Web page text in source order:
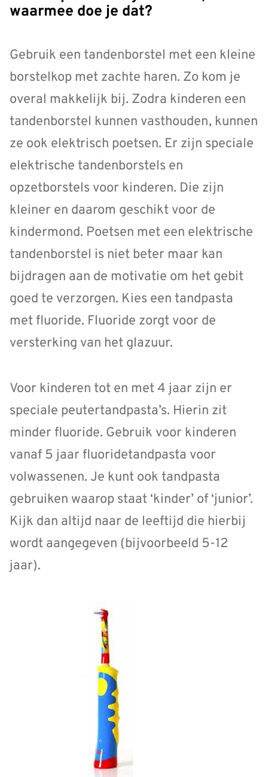
waarmee doe je dat?
Gebruik een tandenborstel met een kleine
borstelkop met zachte haren. Zo kom je
overal makkelijk bij. Zodra kinderen een
tandenborstel kunnen vasthouden, kunnen
ze ook elektrisch poetsen. Er zijn speciale
elektrische tandenborstels en
opzetborstels voor kinderen. Die zijn
kleiner en daarom geschikt voor de
kindermond. Poetsen met een elektrische
tandenborstel is niet beter maar kan
bijdragen aan de motivatie om het gebit
goed te verzorgen. Kies een tandpasta
met fluoride. Fluoride zorgt voor de
versterking van het glazuur.
Voor kinderen tot en met 4 jaar zijn er
speciale peutertandpasta’s. Hierin zit
minder fluoride. Gebruik voor kinderen
vanaf 5 jaar fluoridetandpasta voor
volwassenen. Je kunt ook tandpasta
gebruiken waarop staat ‘kinder’ of ‘junior’.
Kijk dan altijd naar de leeftijd die hierbij
wordt aangegeven (bijvoorbeeld 5-12
jaar).